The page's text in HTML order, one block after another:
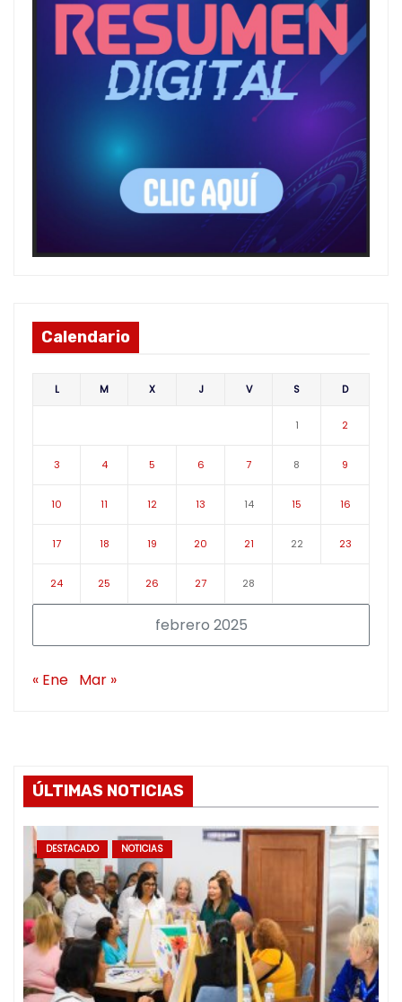
Calendario
febrero 2025
L M X J V S D
1 2
3 4 5 6 7 8 9
10 11 12 13 14 15 16
17 18 19 20 21 22 23
24 25 26 27 28
« Ene Mar »
ÚLTIMAS NOTICIAS
DESTACADO NOTICIAS